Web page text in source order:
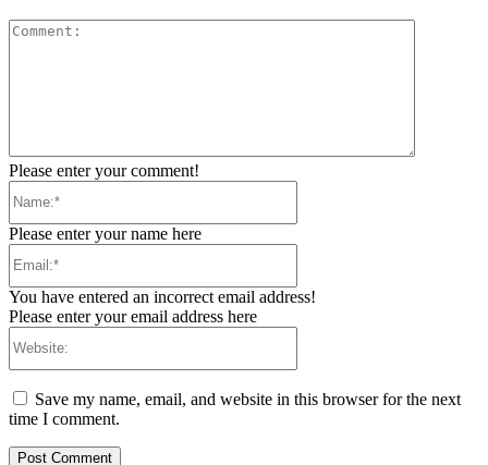
Please enter your comment!
Please enter your name here
You have entered an incorrect email address!
Please enter your email address here
Save my name, email, and website in this browser for the next
time I comment.